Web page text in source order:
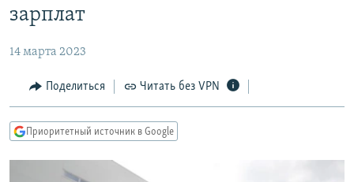
основному
Вернутся
Вернутся
МНЕНИЯ
КУЛЬТУРА
КАВКАЗ.РЕАЛИИ
СЕВЕР.РЕАЛИИ
зарплат
14 марта 2023
Поделиться Читать без VPN
Приоритетный источник в Google